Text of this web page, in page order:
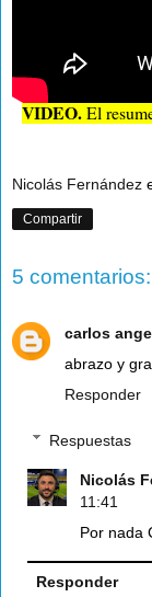
VIDEO.El
Nicolás Fernández
Compartir
5 comentarios:
carlos
abrazo y
Responder
Respuestas
Nicolás
11:41
Por nada
Responder